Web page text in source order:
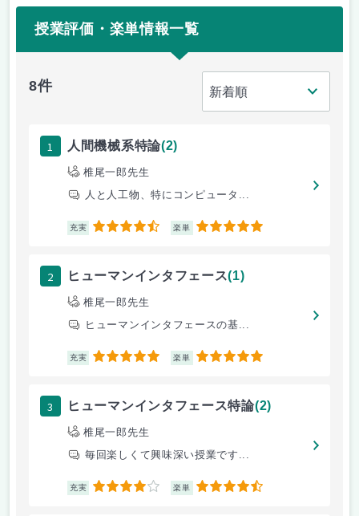
授業評価・楽単情報一覧
8件
1 人間機械系特論(2)
椎尾一郎先生
人と人工物、特にコンピュータ...
充実 4.5 楽単 5
2 ヒューマンインタフェース(1)
椎尾一郎先生
ヒューマンインタフェースの基...
充実 5 楽単 5
3 ヒューマンインタフェース特論(2)
椎尾一郎先生
毎回楽しくて興味深い授業です...
充実 4 楽単 4.5